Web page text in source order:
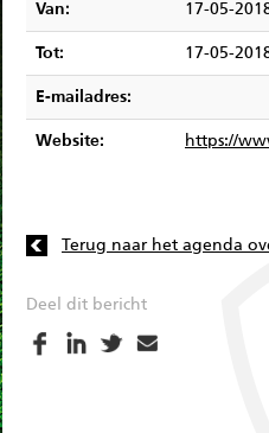
Van: 17-05-
Tot: 17-05-
E-mailadres:
Website: https://
Terug naar het agenda
Deel dit bericht